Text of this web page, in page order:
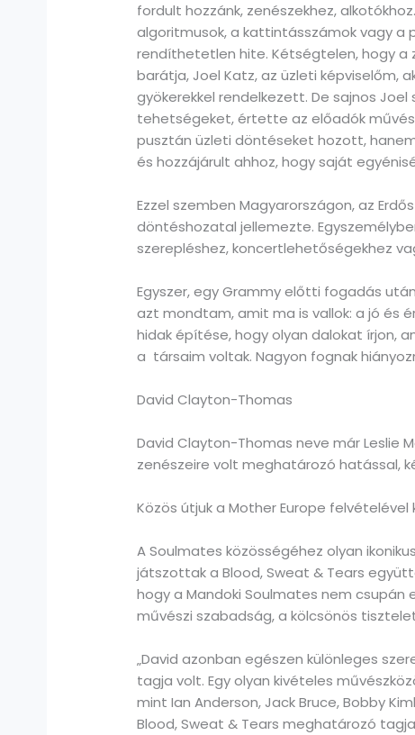
fordult hozzánk, zenészekhez,
algoritmusok, a kattintásszámok vagy
rendíthetetlen hite. Kétségtelen, hogy a
barátja, Joel Katz, az üzleti képviselőm,
gyökerekkel rendelkezett. De sajnos
tehetségeket, értette az előadók
pusztán üzleti döntéseket hozott,
és hozzájárult ahhoz, hogy saját
Ezzel szemben Magyarországon, az
döntéshozatal jellemezte.
szerepléshez, koncertlehetőségekhez
Egyszer, egy Grammy előtti fogadás
azt mondtam, amit ma is vallok: a jó és
hidak építése, hogy olyan dalokat írjon,
a társaim voltak. Nagyon fognak
David Clayton-Thomas
David Clayton-Thomas neve már Leslie
zenészeire volt meghatározó hatással,
Közös útjuk a Mother Europe
A Soulmates közösségéhez olyan
játszottak a Blood, Sweat & Tears
hogy a Mandoki Soulmates nem
művészi szabadság, a kölcsönös
„David azonban egészen különleges
tagja volt. Egy olyan kivételes
mint Ian Anderson, Jack Bruce, Bobby
Blood, Sweat & Tears meghatározó